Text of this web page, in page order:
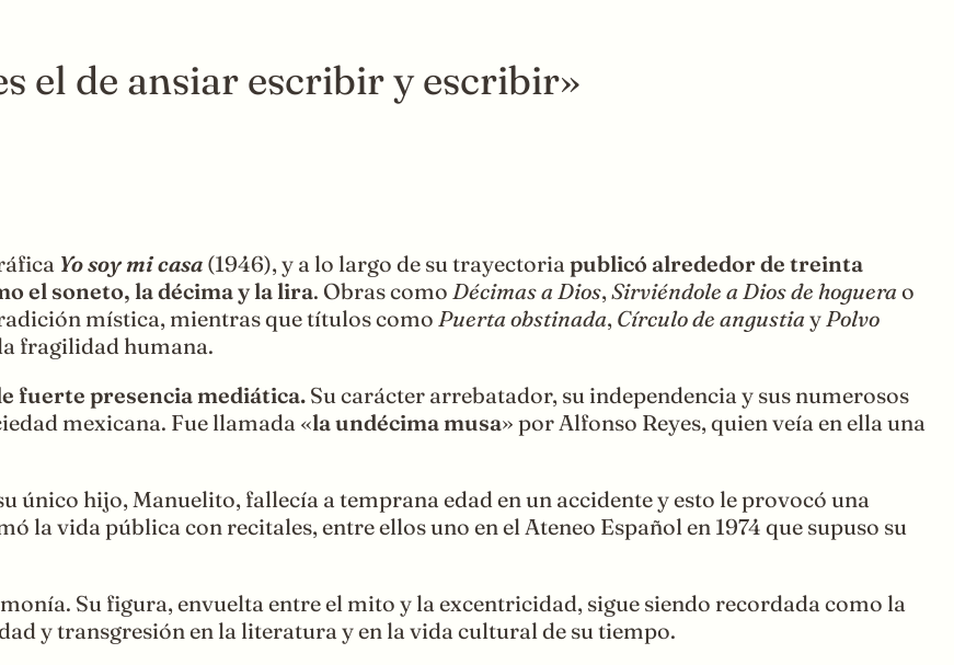
el de ansiar escribir y escribir»
Yo soy mi casa (1946), y a lo largo de su trayectoria publicó alrededor de treinta
el soneto, la décima y la lira. Obras como Décimas a Dios, Sirviéndole a Dios de hoguerao
mística, mientras que títulos como Puerta obstinada, Círculo de angustiay Polvo
fragilidad humana.
fuerte presencia mediática.Su carácter arrebatador, su independencia y sus numerosos
mexicana. Fue llamada «la undécima musa» por Alfonso Reyes, quien veía en ella una
único hijo, Manuelito, fallecía a temprana edad en un accidente y esto le provocó una
la vida pública con recitales, entre ellos uno en el Ateneo Español en 1974 que supuso su
Su figura, envuelta entre el mito y la excentricidad, sigue siendo recordada como la
y transgresión en la literatura y en la vida cultural de su tiempo.